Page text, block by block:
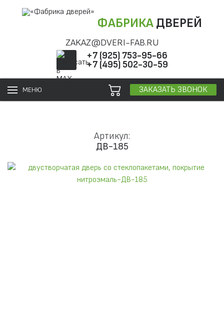
ФАБРИКАДВЕРЕЙ
ZAKAZ@DVERI-FAB.RU
+7 (925) 753-95-66
+7 (495) 502-30-59
МЕНЮ ЗАКАЗАТЬ ЗВОНОК
Артикул:
ДВ-185